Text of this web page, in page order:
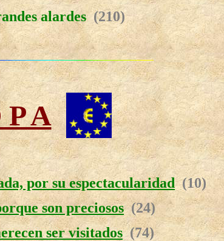
alardes (210)
A
por su espectacularidad (10)
son preciosos (24)
ser visitados (74)